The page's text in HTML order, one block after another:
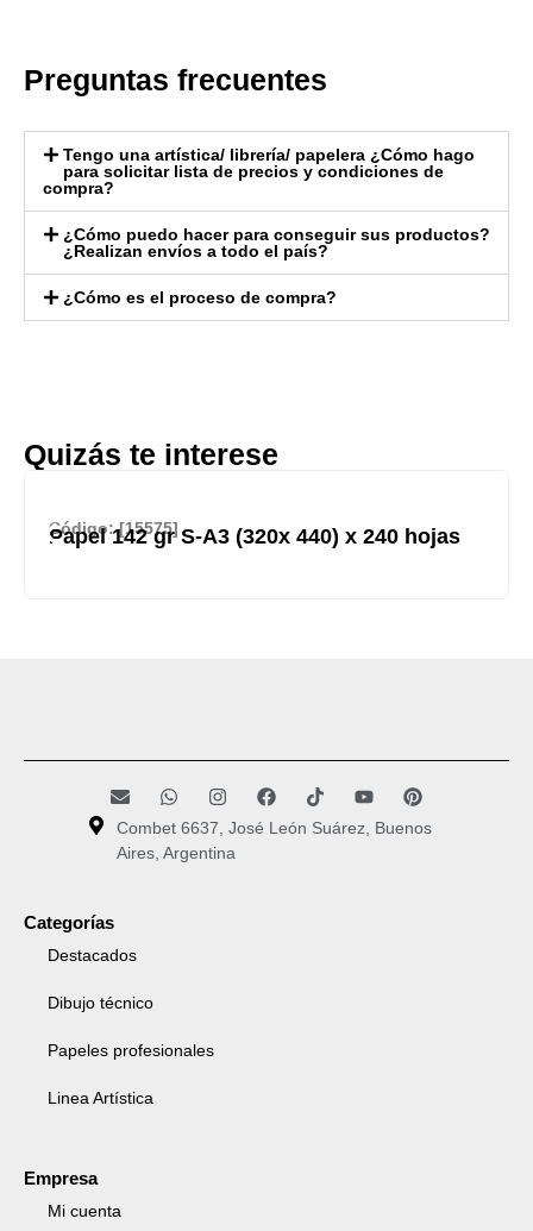
Preguntas frecuentes
Tengo una artística/ librería/ papelera ¿Cómo hago
para solicitar lista de precios y condiciones de
compra?
¿Cómo puedo hacer para conseguir sus productos?
¿Realizan envíos a todo el país?
¿Cómo es el proceso de compra?
Quizás te interese
Código: [15575]
Papel 142 gr S-A3 (320x 440) x 240 hojas
Combet 6637, José León Suárez, Buenos
Aires, Argentina
Categorías
Destacados
Dibujo técnico
Papeles profesionales
Linea Artística
Empresa
Mi cuenta